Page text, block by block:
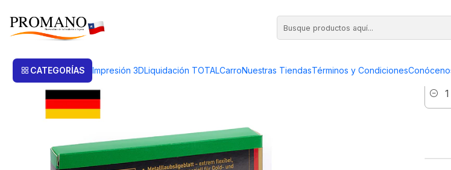
CATEGORÍAS Impresión 3DLiquidación TOTALCarroNuestras TiendasTérminos y Condiciones
Cantidad